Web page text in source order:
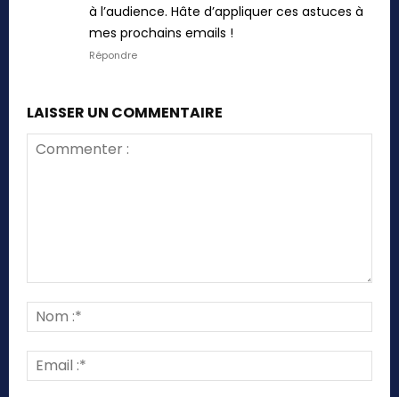
à l’audience. Hâte d’appliquer ces astuces à
mes prochains emails !
Répondre
LAISSER UN COMMENTAIRE
:*
:*